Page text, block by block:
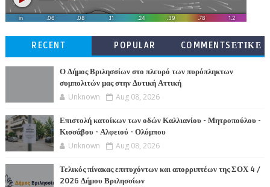
RECENT POPULAR
COMMENTSΕΤΙΚΕ
Ο Δήμος Βριλησσίων στο πλευρό των πυρόπληκτων
συμπολιτών μας στην Δυτική Αττική
Unknown Aug 08, 2026
Επιστολή κατοίκων των οδών Καλλιανίου - Μητροπούλου -
Κισσάβου - Αλφειού - Ολύμπου
Unknown Aug 08, 2026
Τελικός πίνακας επιτυχόντων και απορριπτέων της ΣΟΧ 4 /
2026 Δήμου Βριλησσίων